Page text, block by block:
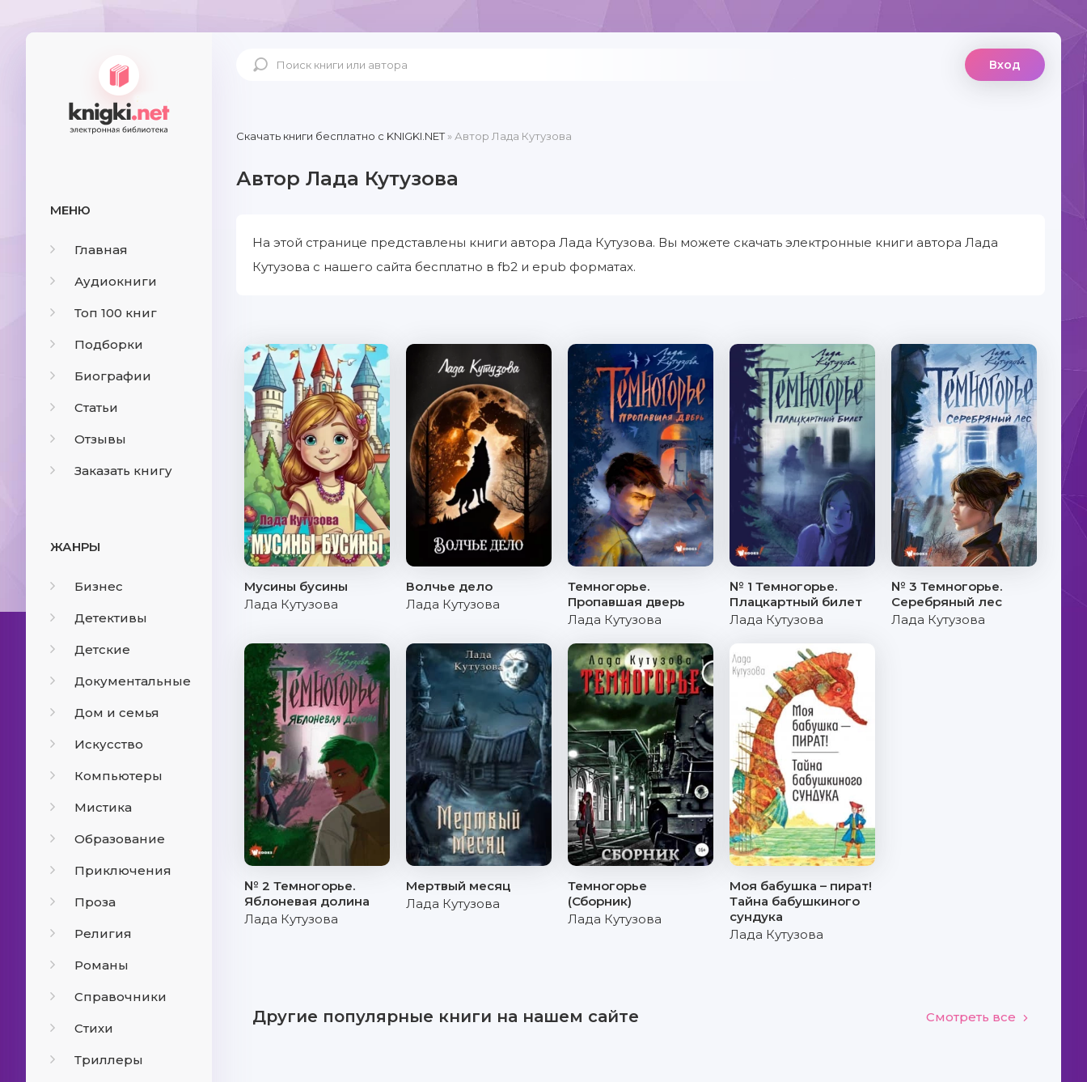
МЕНЮ
Главная
Аудиокниги
Топ 100 книг
Подборки
Биографии
Статьи
Отзывы
Заказать книгу
ЖАНРЫ
Бизнес
Детективы
Детские
Документальные
Дом и семья
Искусство
Компьютеры
Мистика
Образование
Приключения
Проза
Религия
Романы
Справочники
Стихи
Триллеры
Вход
Скачать книги бесплатно c KNIGKI.NET» Автор Лада Кутузова
Автор Лада Кутузова
На этой странице представлены книги автора Лада Кутузова. Вы можете скачать электронные книги автора Лада
Кутузова с нашего сайта бесплатно в fb2 и epub форматах.
Мусины бусины
Лада Кутузова
Волчье дело
Лада Кутузова
Темногорье.
Пропавшая дверь
Лада Кутузова
№ 1 Темногорье.
Плацкартный билет
Лада Кутузова
№ 3 Темногорье.
Серебряный лес
Лада Кутузова
№ 2 Темногорье.
Яблоневая долина
Лада Кутузова
Мертвый месяц
Лада Кутузова
Темногорье
(Сборник)
Лада Кутузова
Моя бабушка – пират!
Тайна бабушкиного
сундука
Лада Кутузова
Другие популярные книги на нашем сайте Смотреть все